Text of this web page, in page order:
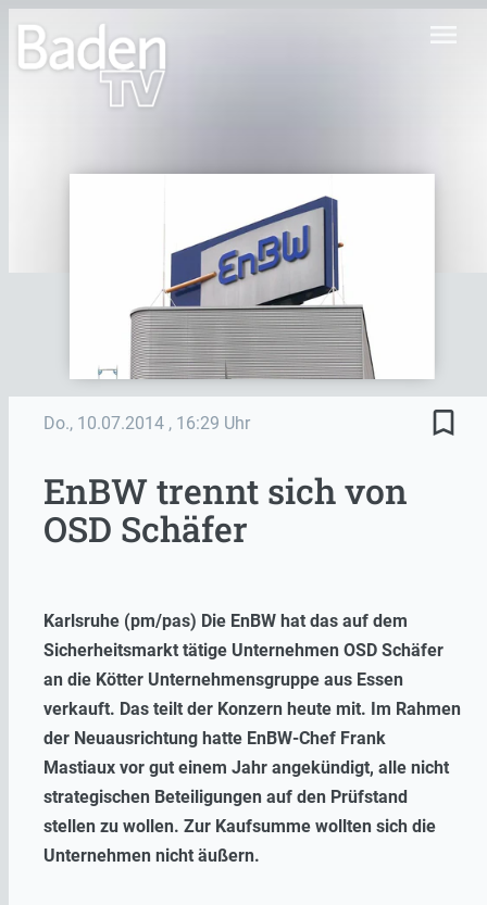
menu
Do., 10.07.2014 , 16:29 Uhr bookmark_border
EnBW trennt sich von
OSD Schäfer
Karlsruhe (pm/pas) Die EnBW hat das auf dem
Sicherheitsmarkt tätige Unternehmen OSD Schäfer
an die Kötter Unternehmensgruppe aus Essen
verkauft. Das teilt der Konzern heute mit. Im Rahmen
der Neuausrichtung hatte EnBW-Chef Frank
Mastiaux vor gut einem Jahr angekündigt, alle nicht
strategischen Beteiligungen auf den Prüfstand
stellen zu wollen. Zur Kaufsumme wollten sich die
Unternehmen nicht äußern.